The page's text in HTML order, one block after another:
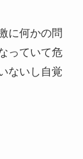
に何かの問
っていて危
ないし自覚